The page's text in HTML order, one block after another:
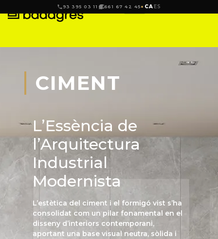
93 395 03 11 661 67 42 45 CA ES
CIMENT
L’Essència de
l’Arquitectura
Industrial
Modernista
L’estètica del ciment i el formigó vist s’ha
consolidat com un pilar fonamental en el
disseny d’interiors contemporani,
aportant una base visual neutra, sòlida i